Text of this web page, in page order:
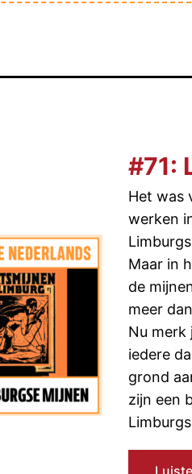
#71:
Het was
werken
Maar in
de
meer
Nu merk
iedere
grond
zijn een